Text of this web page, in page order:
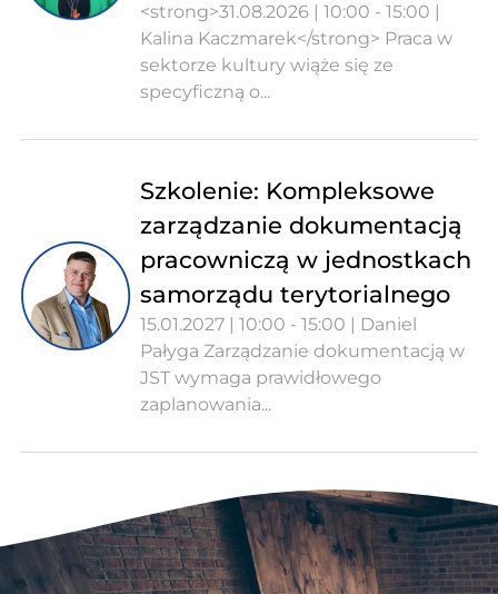
<strong>31.08.2026 | 10:00 - 15:00 |
Kalina Kaczmarek</strong> Praca w
sektorze kultury wiąże się ze
specyficzną o...
Szkolenie: Kompleksowe
zarządzanie dokumentacją
pracowniczą w jednostkach
samorządu terytorialnego
15.01.2027 | 10:00 - 15:00 | Daniel
Pałyga Zarządzanie dokumentacją w
JST wymaga prawidłowego
zaplanowania...